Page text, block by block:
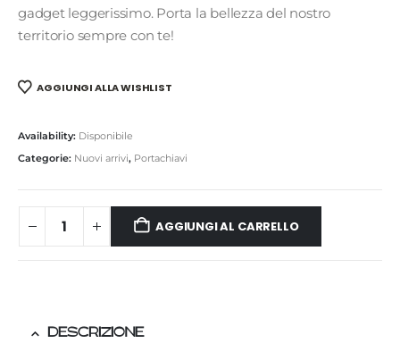
gadget leggerissimo. Porta la bellezza del nostro
territorio sempre con te!
AGGIUNGI ALLA WISHLIST
Availability: Disponibile
Categorie: Nuovi arrivi, Portachiavi
AGGIUNGI AL CARRELLO
DESCRIZIONE